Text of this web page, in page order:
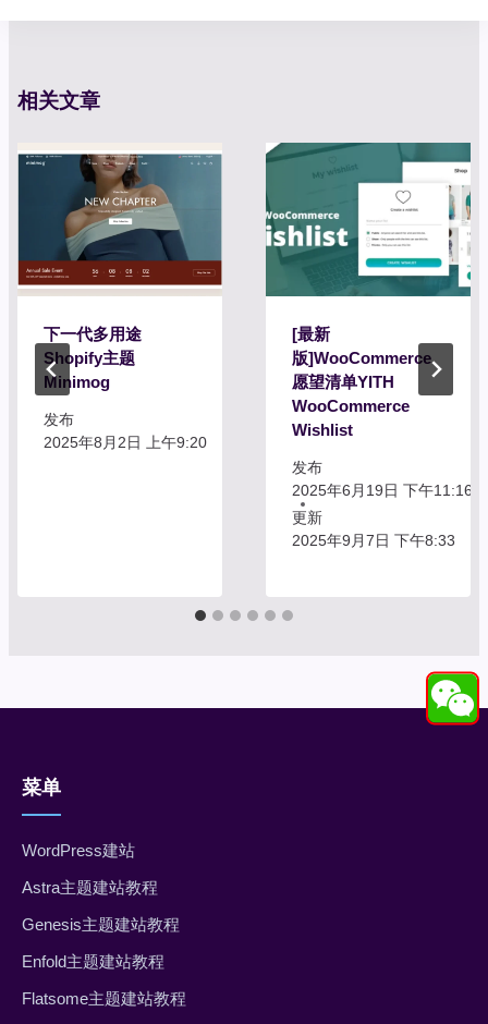
相关文章
下一代多用途
Shopify主题
Minimog
发布
2025年8月2日 上午9:20
[最新
版]WooCommerce
愿望清单YITH
WooCommerce
Wishlist
发布
2025年6月19日 下午11:16
更新
2025年9月7日 下午8:33
菜单
WordPress建站
Astra主题建站教程
Genesis主题建站教程
Enfold主题建站教程
Flatsome主题建站教程